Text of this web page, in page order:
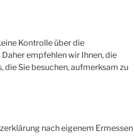
Kontrolle über die
empfehlen wir Ihnen, die
Sie besuchen, aufmerksam zu
nach eigenem Ermessen